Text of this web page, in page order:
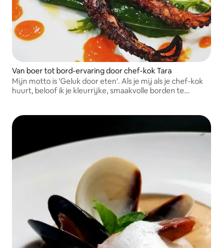
Van boer tot bord-ervaring door chef-kok Tara
Mijn motto is 'Geluk door eten'. Als je mij als je chef-kok
huurt, beloof ik je kleurrijke, smaakvolle borden te